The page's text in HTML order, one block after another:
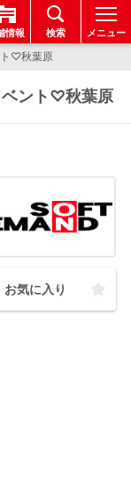
情報 検索 メニュー
ト♡秋葉原
ベント♡秋葉原
お気に入り